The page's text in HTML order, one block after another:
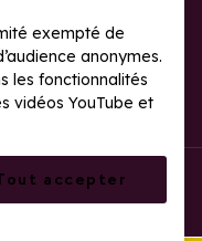
exempté de
anonymes.
les fonctionnalités
vidéos YouTube et
accepter
Rosière
conforme